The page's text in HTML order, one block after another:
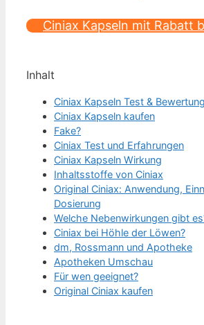
Ciniax Kapseln mit Rabatt
Inhalt
Ciniax Kapseln Test & Bewertung
Ciniax Kapseln kaufen
Fake?
Ciniax Test und Erfahrungen
Ciniax Kapseln Wirkung
Inhaltsstoffe von Ciniax
Original Ciniax: Anwendung,
Dosierung
Welche Nebenwirkungen gibt
Ciniax bei Höhle der Löwen?
dm, Rossmann und Apotheke
Apotheken Umschau
Für wen geeignet?
Original Ciniax kaufen